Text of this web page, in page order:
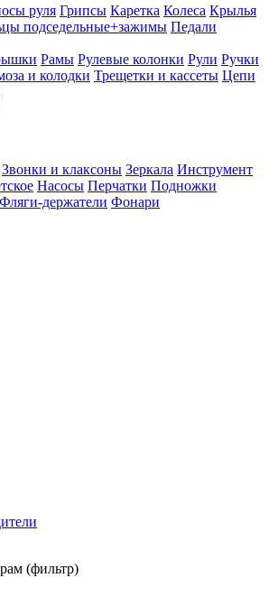
руля Грипсы Каретка Колеса Крылья
подседельные+зажимы Педали
Рамы Рулевые колонки Рули Ручки
и колодки Трещетки и кассеты Цепи
Звонки и клаксоны Зеркала Инструмент
Насосы Перчатки Подножки
Фляги-держатели Фонари
(фильтр)